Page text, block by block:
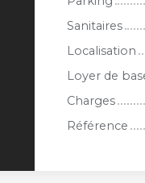
Sanitaires
Localisation
Loyer de
Charges
Référence